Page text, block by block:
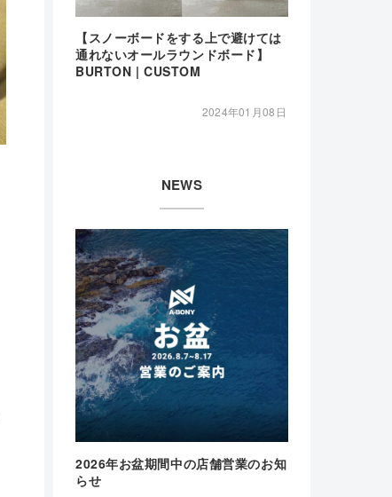
【スノーボードをする上で避けては
通れないオールラウンドボード】
BURTON | CUSTOM
2024年01月08日
NEWS
2026年お盆期間中の店舗営業のお知
らせ